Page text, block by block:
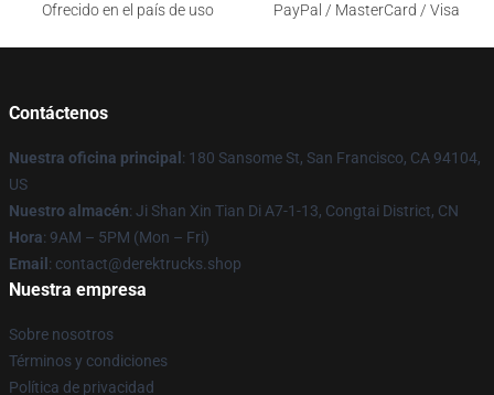
Ofrecido en el país de uso
PayPal / MasterCard / Visa
Contáctenos
Nuestra oficina principal : 180 Sansome St, San Francisco, CA 94104,
US
Nuestro almacén: Ji Shan Xin Tian Di A7-1-13, Congtai District, CN
Hora: 9AM – 5PM (Mon – Fri)
Email : contact@derektrucks.shop
Nuestra empresa
Sobre nosotros
Términos y condiciones
Política de privacidad